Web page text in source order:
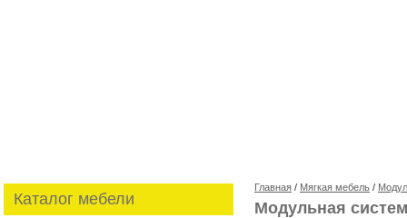
Каталог мебели
Главная / Мягкая мебель /
Модульная